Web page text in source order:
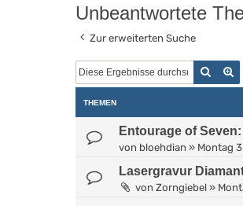
Unbeantwortete
Zur erweiterten Suche
Suche
THEMEN
Entourage of
von bloehdian » Montag
Lasergravur
von Zorngiebel »